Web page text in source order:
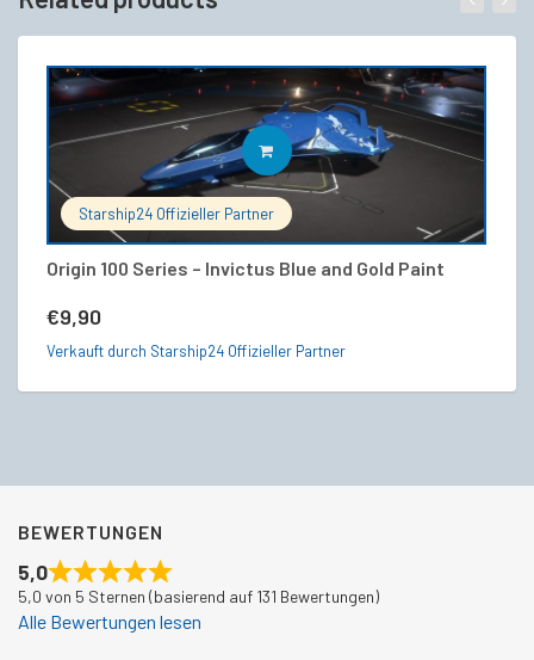
Starship24 Offizieller Partner
Origin 100 Series – Invictus Blue and Gold Paint
€9,90
IN DEN WARENKORB
Verkauft durch Starship24 Offizieller Partner
BEWERTUNGEN
5,0
5,0 von 5 Sternen (basierend auf 131 Bewertungen)
Alle Bewertungen lesen